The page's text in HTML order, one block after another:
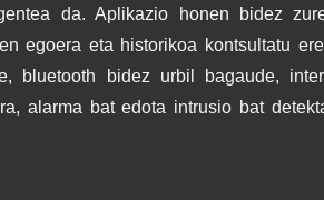
da. Aplikazio honen bidez
egoera eta historikoa kontsultatu
bluetooth bidez urbil bagaude,
alarma bat edota intrusio bat